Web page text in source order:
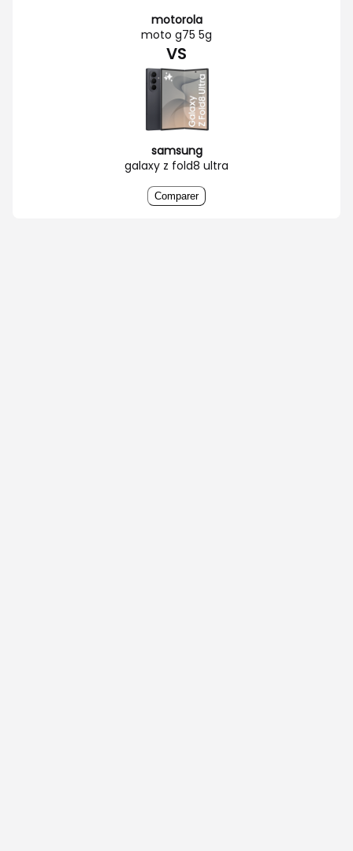
motorola
moto g75 5g
VS
samsung
galaxy z fold8 ultra
Comparer